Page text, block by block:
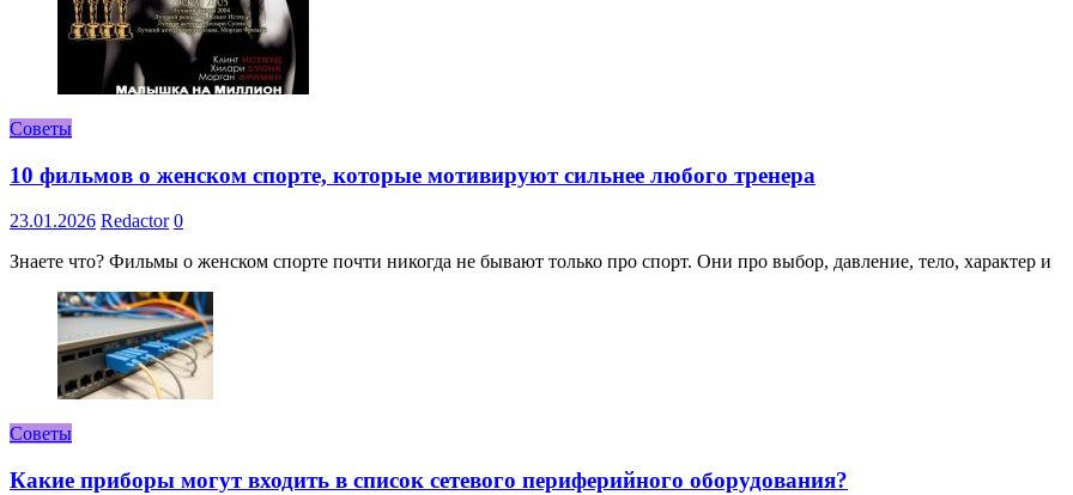
Советы
10 фильмов о женском спорте, которые мотивируют сильнее любого тренера
23.01.2026 Redactor 0
Знаете что? Фильмы о женском спорте почти никогда не бывают только про спорт. Они про выбор, давление, тело, характер и
Советы
Какие приборы могут входить в список сетевого периферийного оборудования?